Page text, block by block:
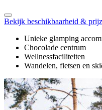
Bekijk beschikbaarheid &
Unieke glamping
Chocolade centrum
Wellnessfaciliteiten
Wandelen, fietsen en